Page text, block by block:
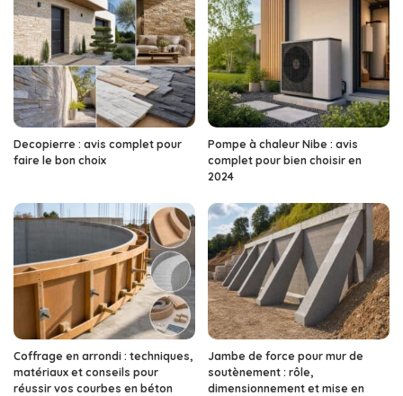
Decopierre : avis complet pour
faire le bon choix
Pompe à chaleur Nibe : avis
complet pour bien choisir en
2024
Coffrage en arrondi : techniques,
matériaux et conseils pour
réussir vos courbes en béton
Jambe de force pour mur de
soutènement : rôle,
dimensionnement et mise en